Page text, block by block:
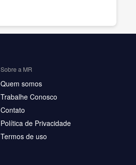
Sobre a MR
Quem somos
Trabalhe Conosco
Contato
Política de Privacidade
Termos de uso